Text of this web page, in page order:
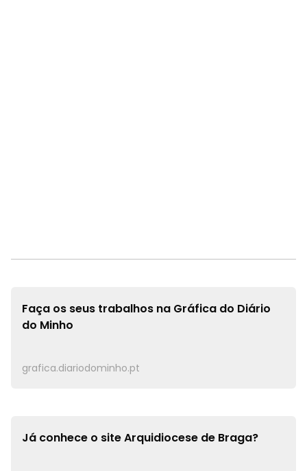
Faça os seus trabalhos na Gráfica do Diário
do Minho
grafica.diariodominho.pt
Já conhece o siteArquidiocese de Braga?